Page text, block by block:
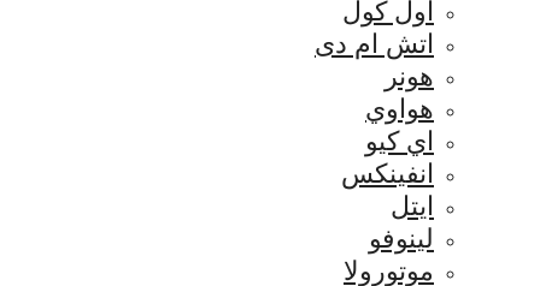
اول كول
اتش ام دى
هونر
هواوي
اي كيو
انفينكس
ايتل
لينوفو
موتورولا